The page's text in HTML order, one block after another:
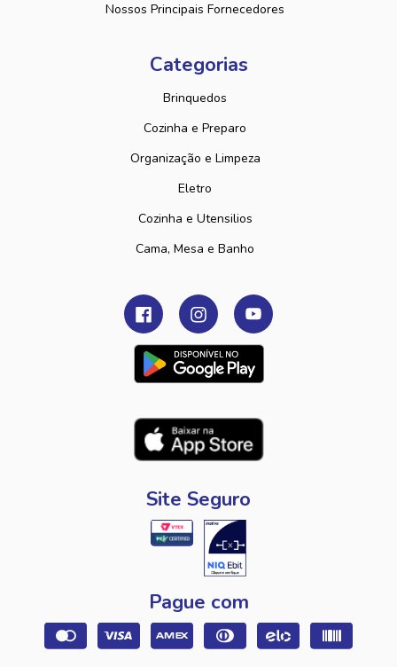
Nossos Principais Fornecedores
Categorias
Brinquedos
Cozinha e Preparo
Organização e Limpeza
Eletro
Cozinha e Utensilios
Cama, Mesa e Banho
Site Seguro
Pague com